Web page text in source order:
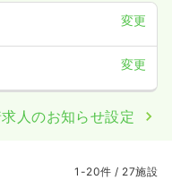
変更
変更
人のお知らせ設定
1-20件 / 27施設